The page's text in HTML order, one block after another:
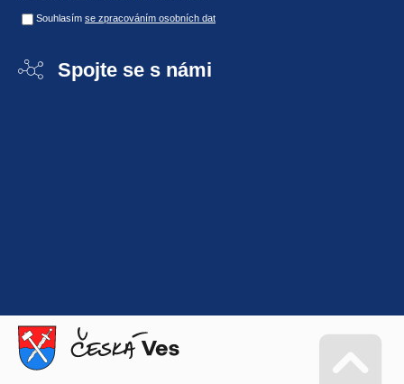
Souhlasím se zpracováním osobních dat
Spojte se s námi